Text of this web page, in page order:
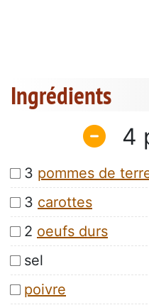
Ingrédients
4
3 pommes de
3 carottes
2 oeufs durs
sel
poivre